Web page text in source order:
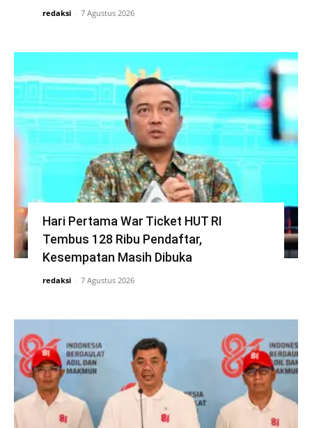
redaksi - 7 Agustus 2026
Hari Pertama War Ticket HUT RI
Tembus 128 Ribu Pendaftar,
Kesempatan Masih Dibuka
redaksi - 7 Agustus 2026